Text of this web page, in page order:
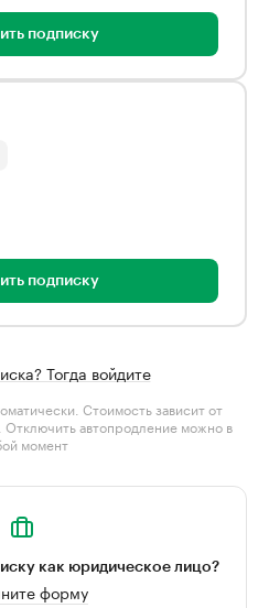
подписку
подписку
Тогда войдите
Стоимость зависит от
. Отключить автопродление можно в
момент
как юридическое лицо?
форму